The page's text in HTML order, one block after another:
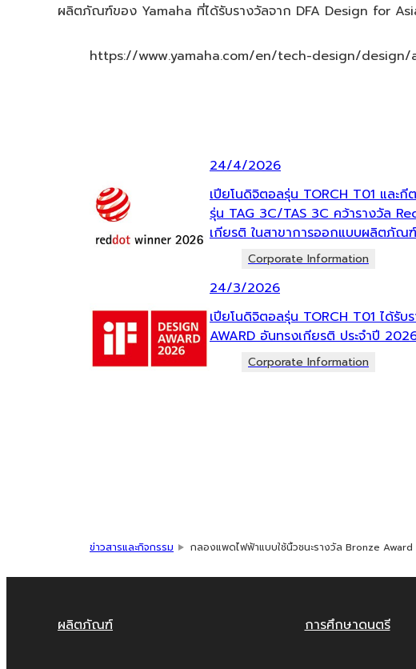
ผลิตภัณฑ์ของ Yamaha ที่ได้รับรางวัลจาก DFA Design for
https://www.yamaha.com/en/tech-design/
24/4/2026
เปียโนดิจิตอลรุ่น TORCH T01 และ
รุ่น TAG 3C/TAS 3C คว้ารางวัล
เกียรติ ในสาขาการออกแบบผลิตภัณ
Corporate Information
24/3/2026
เปียโนดิจิตอลรุ่น TORCH T01 ได้รับ
AWARD อันทรงเกียรติ ประจำปี
Corporate Information
ข่าวสารและกิจกรรม กลองแพดไฟฟ้าแบบใช้นิ้วชนะรางวัล Bronze
ผลิตภัณฑ์ การศึกษาดนตรี